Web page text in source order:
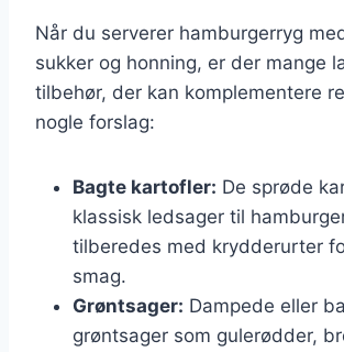
Når du serverer hamburgerryg
sukker og honning, er der mange
tilbehør, der kan komplementere
nogle forslag:
Bagte kartofler: De sprøde
klassisk ledsager til
tilberedes med krydderurter
smag.
Grøntsager: Dampede eller
grøntsager som gulerødder,